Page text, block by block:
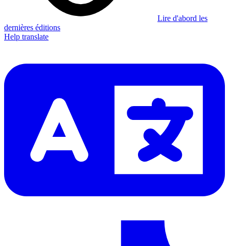
Lire d'abord les
dernières éditions
Help translate